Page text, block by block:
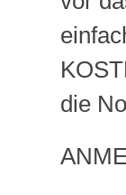
die